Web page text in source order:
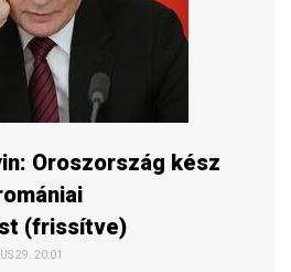
Oroszország kész
(frissítve)
29. 20:01